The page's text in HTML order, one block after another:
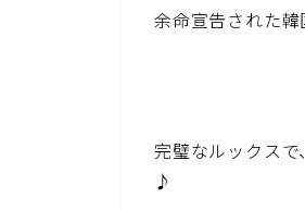
余命宣告された韓
完璧なルックス
♪